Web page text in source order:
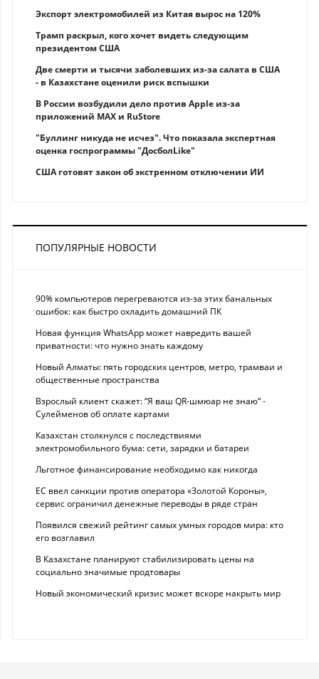
Экспорт электромобилей из Китая вырос на 120%
Трамп раскрыл, кого хочет видеть следующим
президентом США
Две смерти и тысячи заболевших из-за салата в США
- в Казахстане оценили риск вспышки
В России возбудили дело против Apple из-за
приложений MAX и RuStore
"Буллинг никуда не исчез". Что показала экспертная
оценка госпрограммы "ДосболLike"
США готовят закон об экстренном отключении ИИ
ПОПУЛЯРНЫЕ НОВОСТИ
90% компьютеров перегреваются из-за этих банальных
ошибок: как быстро охладить домашний ПК
Новая функция WhatsApp может навредить вашей
приватности: что нужно знать каждому
Новый Алматы: пять городских центров, метро, трамваи и
общественные пространства
Взрослый клиент скажет: “Я ваш QR-шмюар не знаю“ -
Сулейменов об оплате картами
Казахстан столкнулся с последствиями
электромобильного бума: сети, зарядки и батареи
Льготное финансирование необходимо как никогда
ЕС ввел санкции против оператора «Золотой Короны»,
сервис ограничил денежные переводы в ряде стран
Появился свежий рейтинг самых умных городов мира: кто
его возглавил
В Казахстане планируют стабилизировать цены на
социально значимые продтовары
Новый экономический кризис может вскоре накрыть мир